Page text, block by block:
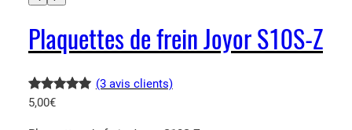
Plaquettes de frein Joyor S10S-Z
Noté
3
(3 avis clients)
5,00€